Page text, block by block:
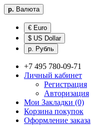
р. Валюта
€ Euro
$ US Dollar
р. Рубль
+7 495 780-09-71
Личный кабинет
Регистрация
Авторизация
Мои Закладки (0)
Корзина покупок
Оформление заказа